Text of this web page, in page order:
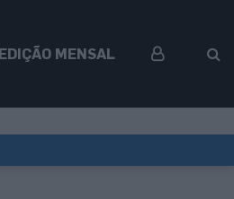
EDIÇÃO MENSAL